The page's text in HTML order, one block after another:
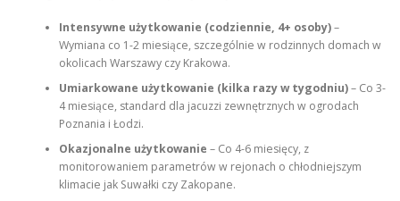
Intensywne użytkowanie (codziennie, 4+ osoby)–
Wymiana co 1-2 miesiące, szczególnie w rodzinnych domach w
okolicach Warszawy czy Krakowa.
Umiarkowane użytkowanie (kilka razy w tygodniu)– Co 3-
4 miesiące, standard dla jacuzzi zewnętrznych w ogrodach
Poznania i Łodzi.
Okazjonalne użytkowanie – Co 4-6 miesięcy, z
monitorowaniem parametrów w rejonach o chłodniejszym
klimacie jak Suwałki czy Zakopane.